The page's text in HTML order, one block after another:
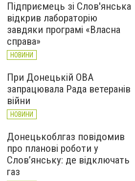
Підприємець зі Слов'янська
відкрив лабораторію
завдяки програмі «Власна
справа»
НОВИНИ
При Донецькій ОВА
запрацювала Рада ветеранів
війни
НОВИНИ
Донецькоблгаз повідомив
про планові роботи у
Слов’янську: де відключать
газ